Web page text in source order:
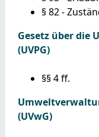
§ 82 -
Gesetz über
(UVPG)
§§ 4 ff.
(UVwG)